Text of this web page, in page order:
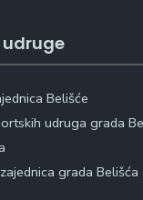
udruge
Belišće
udruga grada
grada Belišća